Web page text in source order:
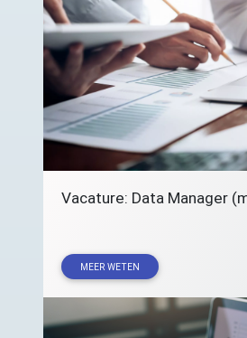
Vacature: Data Manager
MEER WETEN